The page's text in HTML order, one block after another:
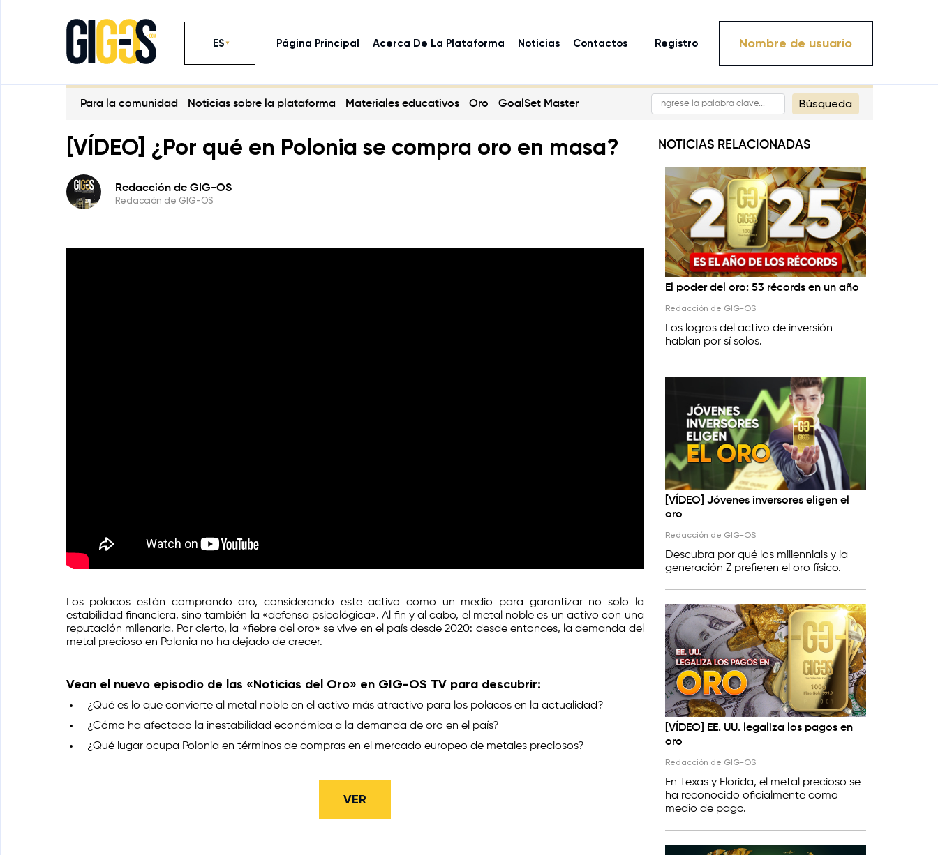
ES Página Principal Acerca De La Plataforma Noticias Contactos Registro Nombre de usuario
Para la comunidad Noticias sobre la plataforma Materiales educativos Oro GoalSet Master Búsqueda
[VÍDEO] ¿Por qué en Polonia se compra oro en masa?
Redacción de GIG-OS
Redacción de GIG-OS
Los polacos están comprando oro, considerando este activo como un medio para garantizar no solo la
estabilidad financiera, sino también la «defensa psicológica». Al fin y al cabo, el metal noble es un activo con una
reputación milenaria. Por cierto, la «fiebre del oro» se vive en el país desde 2020: desde entonces, la demanda del
metal precioso en Polonia no ha dejado de crecer.
Vean el nuevo episodio de las «Noticias del Oro» en GIG-OS TV para descubrir:
¿Qué es lo que convierte al metal noble en el activo más atractivo para los polacos en la actualidad?
¿Cómo ha afectado la inestabilidad económica a la demanda de oro en el país?
¿Qué lugar ocupa Polonia en términos de compras en el mercado europeo de metales preciosos?
VER
NOTICIAS RELACIONADAS
El poder del oro: 53 récords en un año
Redacción de GIG-OS
Los logros del activo de inversión
hablan por sí solos.
[VÍDEO] Jóvenes inversores eligen el
oro
Redacción de GIG-OS
Descubra por qué los millennials y la
generación Z prefieren el oro físico.
[VÍDEO] EE. UU. legaliza los pagos en
oro
Redacción de GIG-OS
En Texas y Florida, el metal precioso se
ha reconocido oficialmente como
medio de pago.